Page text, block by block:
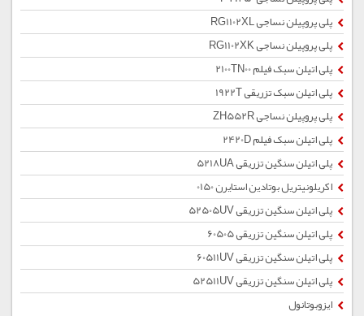
پلی پروپیلن نساجی RG1102XL
پلی پروپیلن نساجی RG1102XK
پلی اتیلن سبک فیلم 2100TN00
پلی اتیلن سبک تزریقی 1922T
پلی پروپیلن نساجی ZH552R
پلی اتیلن سبک فیلم 2420D
پلی اتیلن سنگین تزریقی 5218UA
اکریلونیتریل بوتادین استایرن 0150
پلی اتیلن سنگین تزریقی 52505UV
پلی اتیلن سنگین تزریقی 60505
پلی اتیلن سنگین تزریقی 60511UV
پلی اتیلن سنگین تزریقی 52511UV
ایزوبوتانول